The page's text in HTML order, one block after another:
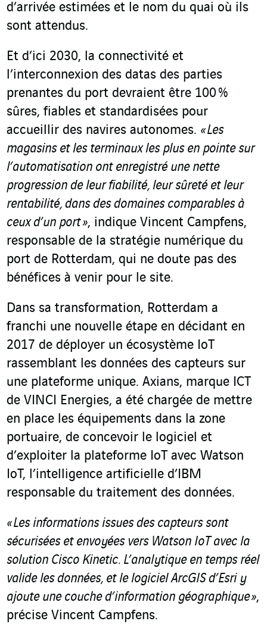
d’arrivée estimées et le nom du quai où ils
sont attendus.
Et d’ici 2030, la connectivité et
l’interconnexion des datas des parties
prenantes du port devraient être 100 %
sûres, fiables et standardisées pour
accueillir des navires autonomes. « Les
magasins et les terminaux les plus en pointe sur
l’automatisation ont enregistré une nette
progression de leur fiabilité, leur sûreté et leur
rentabilité, dans des domaines comparables à
ceux d’un port», indique Vincent Campfens,
responsable de la stratégie numérique du
port de Rotterdam, qui ne doute pas des
bénéfices à venir pour le site.
Dans sa transformation, Rotterdam a
franchi une nouvelle étape en décidant en
2017 de déployer un écosystème IoT
rassemblant les données des capteurs sur
une plateforme unique. Axians, marque ICT
de VINCI Energies, a été chargée de mettre
en place les équipements dans la zone
portuaire, de concevoir le logiciel et
d’exploiter la plateforme IoT avec Watson
IoT, l’intelligence artificielle d’IBM
responsable du traitement des données.
« Les informations issues des capteurs sont
sécurisées et envoyées vers Watson IoT avec la
solution Cisco Kinetic. L’analytique en temps réel
valide les données, et le logiciel ArcGIS d’Esri y
ajoute une couche d’information géographique »,
précise Vincent Campfens.